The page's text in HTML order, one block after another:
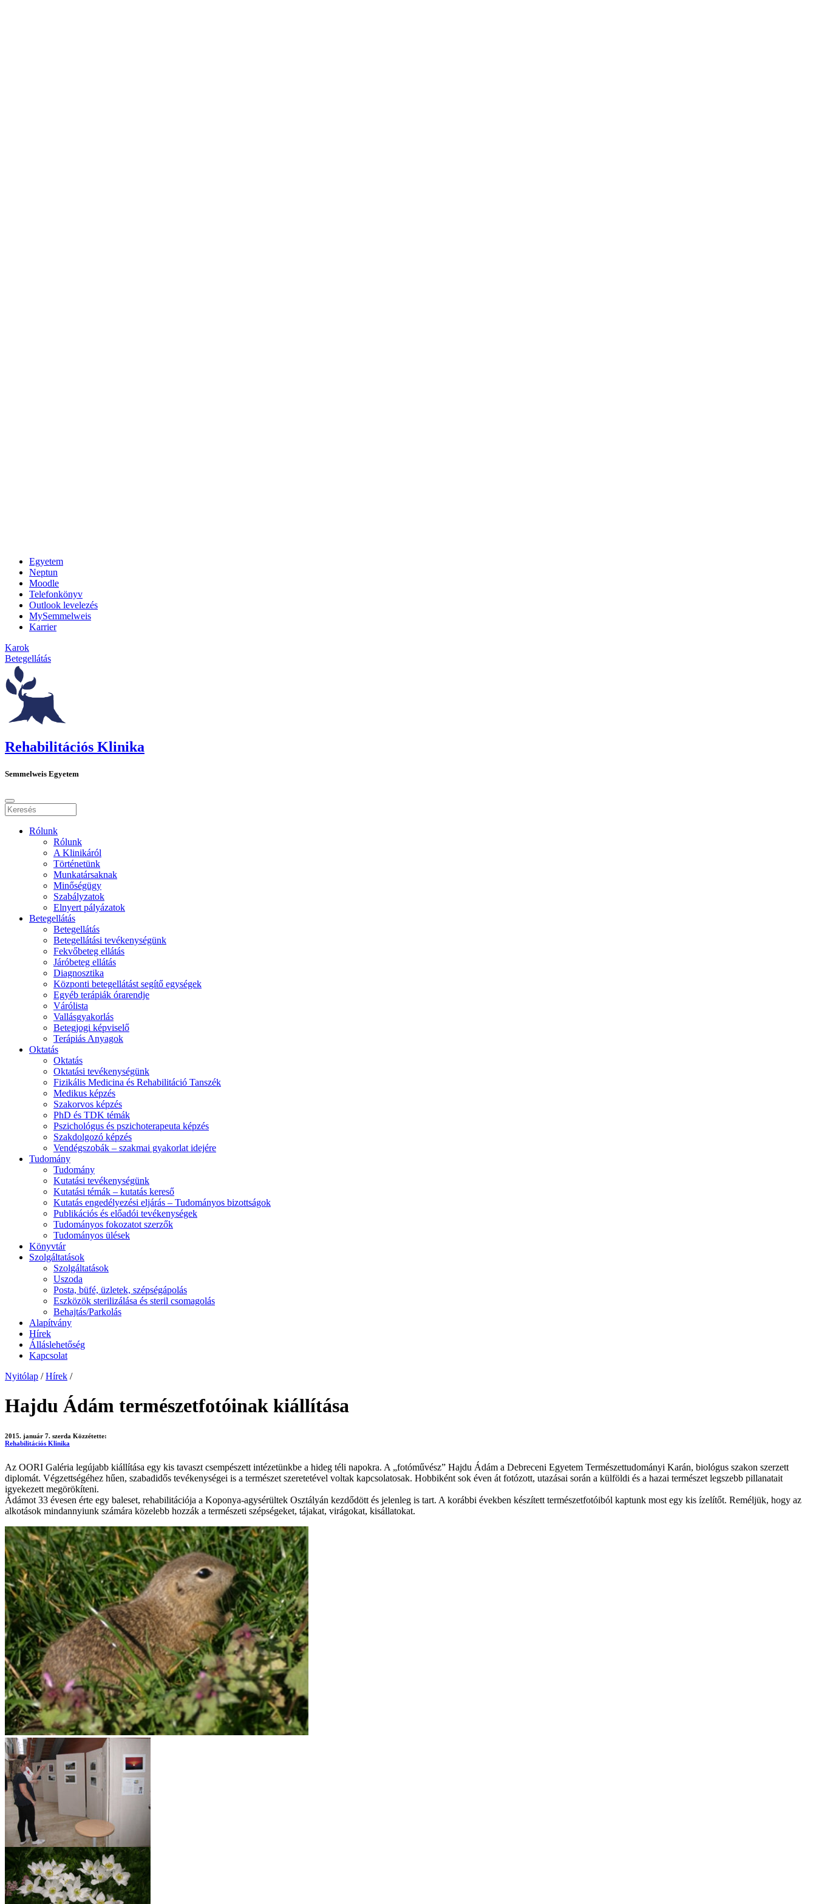
Egyetem
Neptun
Moodle
Telefonkönyv
Outlook levelezés
MySemmelweis
Karrier
Karok
Betegellátás
Rehabilitációs Klinika
Semmelweis Egyetem
Rólunk
Rólunk
A Klinikáról
Történetünk
Munkatársaknak
Minőségügy
Szabályzatok
Elnyert pályázatok
Betegellátás
Betegellátás
Betegellátási tevékenységünk
Fekvőbeteg ellátás
Járóbeteg ellátás
Diagnosztika
Központi betegellátást segítő egységek
Egyéb terápiák órarendje
Várólista
Vallásgyakorlás
Betegjogi képviselő
Terápiás Anyagok
Oktatás
Oktatás
Oktatási tevékenységünk
Fizikális Medicina és Rehabilitáció Tanszék
Medikus képzés
Szakorvos képzés
PhD és TDK témák
Pszichológus és pszichoterapeuta képzés
Szakdolgozó képzés
Vendégszobák – szakmai gyakorlat idejére
Tudomány
Tudomány
Kutatási tevékenységünk
Kutatási témák – kutatás kereső
Kutatás engedélyezési eljárás – Tudományos bizottságok
Publikációs és előadói tevékenységek
Tudományos fokozatot szerzők
Tudományos ülések
Könyvtár
Szolgáltatások
Szolgáltatások
Uszoda
Posta, büfé, üzletek, szépségápolás
Eszközök sterilizálása és steril csomagolás
Behajtás/Parkolás
Alapítvány
Hírek
Álláslehetőség
Kapcsolat
Nyitólap / Hírek /
Hajdu Ádám természetfotóinak kiállítása
2015. január 7. szerda Közzétette:
Rehabilitációs Klinika
Az OORI Galéria legújabb kiállítása egy kis tavaszt csempészett intézetünkbe a hideg téli napokra. A „fotóművész” Hajdu Ádám a Debreceni Egyetem Természettudományi Karán, biológus szakon szerzett
diplomát. Végzettségéhez hűen, szabadidős tevékenységei is a természet szeretetével voltak kapcsolatosak. Hobbiként sok éven át fotózott, utazásai során a külföldi és a hazai természet legszebb pillanatait
igyekezett megörökíteni.
Ádámot 33 évesen érte egy baleset, rehabilitációja a Koponya-agysérültek Osztályán kezdődött és jelenleg is tart. A korábbi években készített természetfotóiból kaptunk most egy kis ízelítőt. Reméljük, hogy az
alkotások mindannyiunk számára közelebb hozzák a természeti szépségeket, tájakat, virágokat, kisállatokat.